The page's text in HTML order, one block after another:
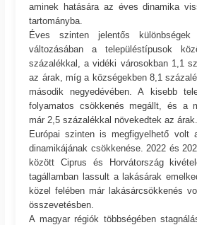
aminek hatására az éves dinamika
tartományba.
Éves szinten jelentős
változásában a településtípusok
százalékkal, a vidéki városokban 1,1
az árak, míg a községekben 8,1
második negyedévében. A kisebb
folyamatos csökkenés megállt, és a
már 2,5 százalékkal növekedtek az árak.
Európai szinten is megfigyelhető volt
dinamikájának csökkenése. 2022 és
között Ciprus és Horvátország
tagállamban lassult a lakásárak
közel felében már lakásárcsökkenés
összevetésben.
A magyar régiók többségében